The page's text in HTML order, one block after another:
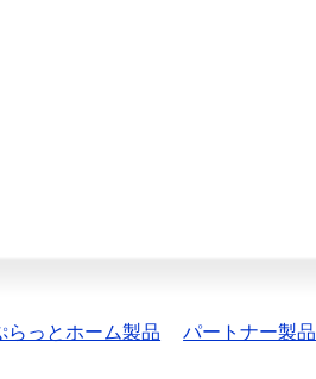
らっとホーム製品 パートナー製品